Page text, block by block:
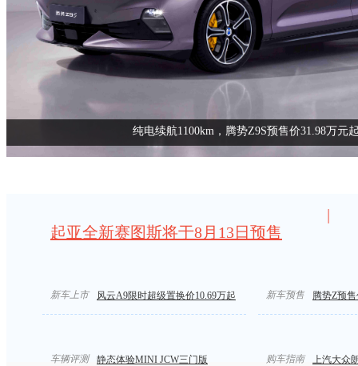
纯电续航1100km，腾势Z9S预售价31.98万元
汽车标准化 严控汽车界“速成鸡” 限时价14.58万起/
起亚全新赛图斯将于8月13日预售
|
新车上市 风云A9限时超级置换价10.69万起 新车预售 腾势Z预
车辆评测 静态体验MINI JCW三门版 购车指南 上汽大众